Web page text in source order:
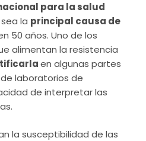
para la salud
la principal causa de
50 años. Uno de los
alimentan la resistencia
en algunas partes
laboratorios de
de interpretar las
la susceptibilidad de las